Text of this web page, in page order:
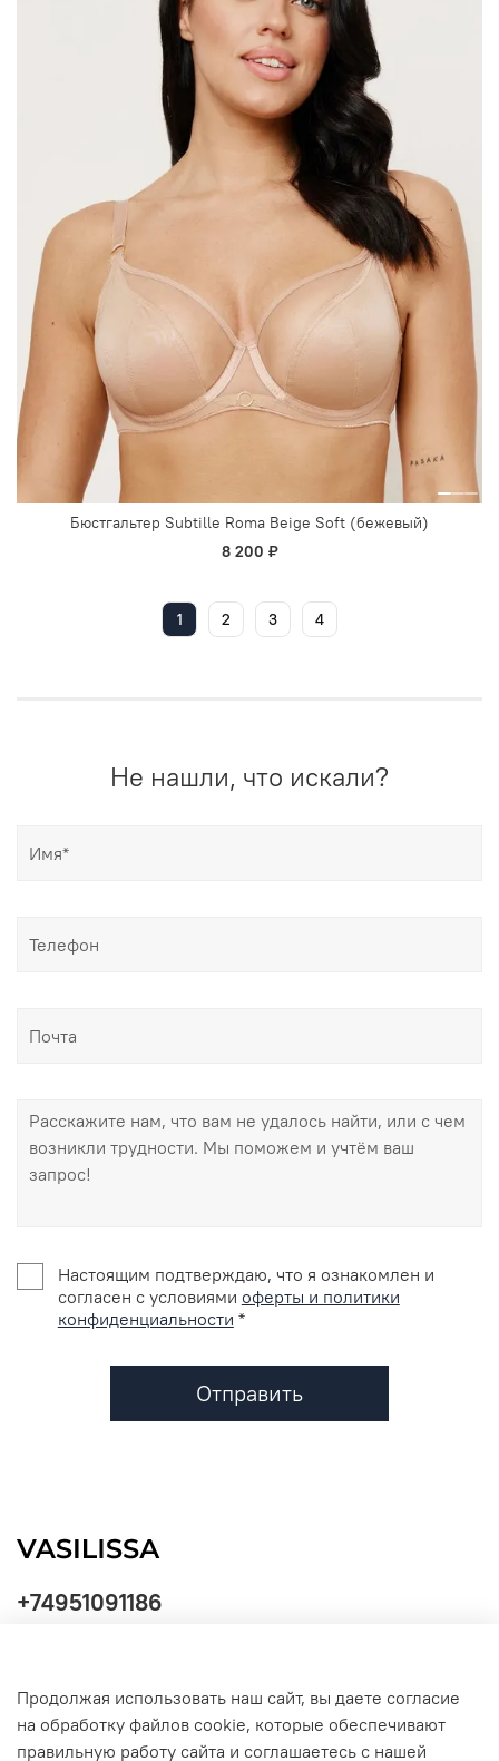
Бюстгальтер Subtille Roma Beige Soft (бежевый)
8 200 ₽
1 2 3 4
Не нашли, что искали?
Настоящим подтверждаю, что я ознакомлен и
согласен с условиями оферты и политики
конфиденциальности *
Отправить
+74951091186
Продолжая использовать наш сайт, вы даете согласие
на обработку файлов cookie, которые обеспечивают
правильную работу сайта и соглашаетесь с нашей
обработки